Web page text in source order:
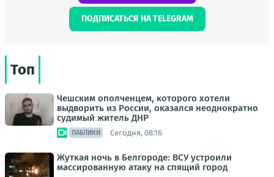
ПОДПИСАТЬСЯ НА TELEGRAM
Топ
Чешским ополченцем, которого хотели
выдворить из России, оказался неоднократно
судимый житель ДНР
ПАБЛИКИ Сегодня, 08:16
Жуткая ночь в Белгороде: ВСУ устроили
массированную атаку на спящий город